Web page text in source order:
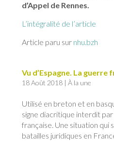
d’Appel de Rennes.
L’intégralité de l’article
Article paru sur nhu.bzh
Vu d’Espagne. La
18 Août 2018| À la une
Utilisé en breton et en
signe diacritique interdit
française. Une situation qui
batailles juridiques en